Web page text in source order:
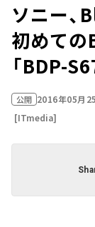
ソニー
初めて
「BDP-
公開 2016年05月
[ITmedia]